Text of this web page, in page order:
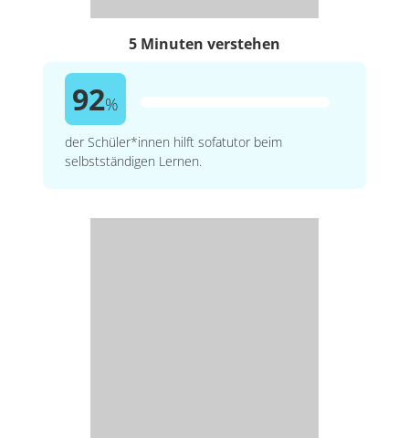
5 Minuten verstehen
92%
der Schüler*innen hilft sofatutor beim
selbstständigen Lernen.